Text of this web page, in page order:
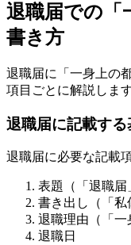
退職届での「
書き方
退職届に「一身上の
項目ごとに解説します
退職届に記載する
退職届に必要な記載
表題（「退職届
書き出し（「私
退職理由（「一
退職日